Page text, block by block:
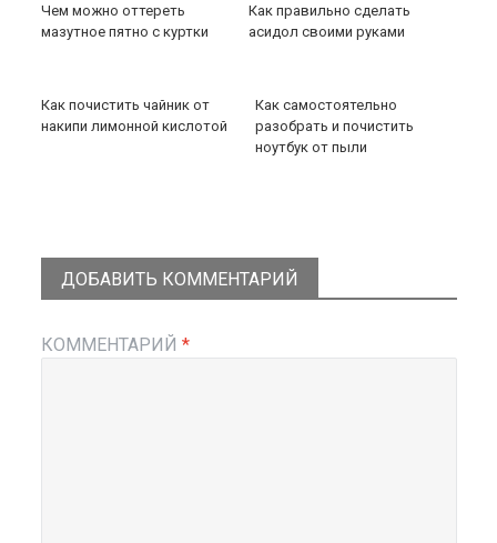
Чем можно оттереть
мазутное пятно с куртки
Как правильно сделать
асидол своими руками
Как почистить чайник от
накипи лимонной кислотой
Как самостоятельно
разобрать и почистить
ноутбук от пыли
ДОБАВИТЬ КОММЕНТАРИЙ
КОММЕНТАРИЙ*